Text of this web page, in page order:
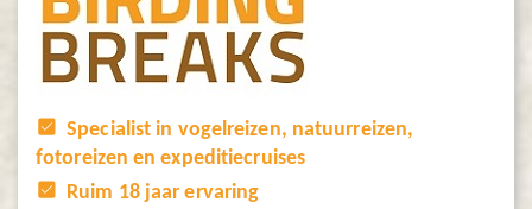
Specialist in vogelreizen, natuurreizen,
fotoreizen en expeditiecruises
Ruim 18 jaar ervaring